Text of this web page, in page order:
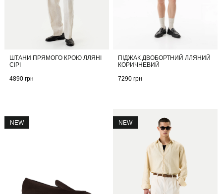
ШТАНИ ПРЯМОГО КРОЮ ЛЛЯНІ
СІРІ
4890 грн
ПІДЖАК ДВОБОРТНИЙ ЛЛЯНИЙ
КОРИЧНЕВИЙ
7290 грн
NEW NEW